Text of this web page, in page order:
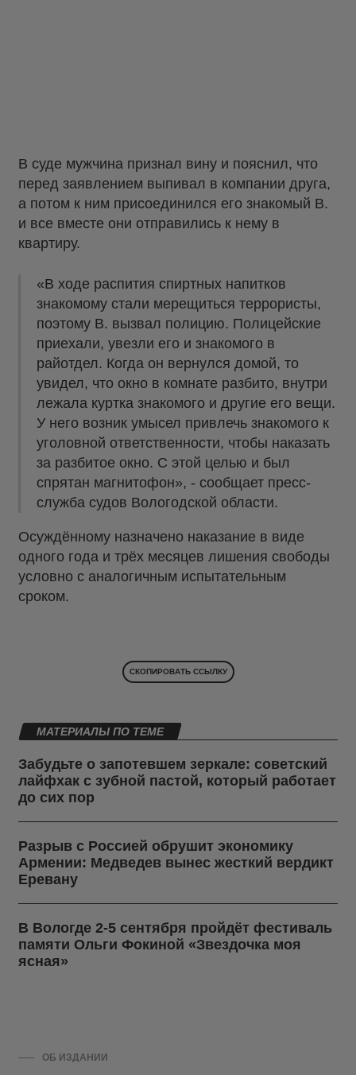
В суде мужчина признал вину и пояснил, что
перед заявлением выпивал в компании друга,
а потом к ним присоединился его знакомый В.
и все вместе они отправились к нему в
квартиру.
«В ходе распития спиртных напитков
знакомому стали мерещиться террористы,
поэтому В. вызвал полицию. Полицейские
приехали, увезли его и знакомого в
райотдел. Когда он вернулся домой, то
увидел, что окно в комнате разбито, внутри
лежала куртка знакомого и другие его вещи.
У него возник умысел привлечь знакомого к
уголовной ответственности, чтобы наказать
за разбитое окно. С этой целью и был
спрятан магнитофон», - сообщает пресс-
служба судов Вологодской области.
Осуждённому назначено наказание в виде
одного года и трёх месяцев лишения свободы
условно с аналогичным испытательным
сроком.
СКОПИРОВАТЬ ССЫЛКУ
МАТЕРИАЛЫ ПО ТЕМЕ
Забудьте о запотевшем зеркале: советский
лайфхак с зубной пастой, который работает
до сих пор
Разрыв с Россией обрушит экономику
Армении: Медведев вынес жесткий вердикт
Еревану
В Вологде 2-5 сентября пройдёт фестиваль
памяти Ольги Фокиной «Звездочка моя
ясная»
ОБ ИЗДАНИИ